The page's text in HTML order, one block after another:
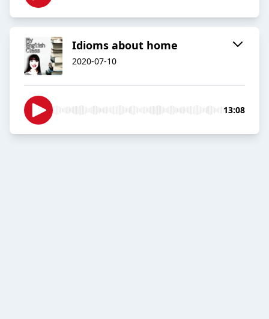
Idioms about home
2020-07-10
13:08